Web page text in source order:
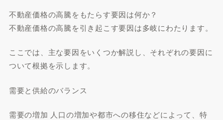
不動産価格の高騰をもたらす要因は何か？
不動産価格の高騰を引き起こす要因は多岐にわたります。
ここでは、主な要因をいくつか解説し、それぞれの要因に
ついて根拠を示します。
需要と供給のバランス
需要の増加 人口の増加や都市への移住などによって、特